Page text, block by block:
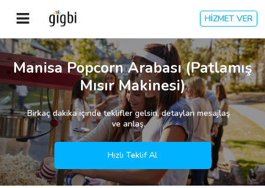
HİZMET VER
Anasayfa
Giriş Yap
Kayıt Ol
Kategoriler
Manisa Popcorn Arabası (Patlamış
Mısır Makinesi)
Birkaç dakika içinde teklifler gelsin, detayları mesajlaş
ve anlaş.
Hızlı Teklif Al